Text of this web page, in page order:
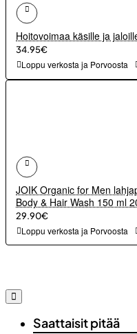
Hoitovoimaa käsille ja
34.95€
Loppu verkosta ja Porvoosta
JOIK Organic for Men
Body & Hair Wash 150 ml
29.90€
Loppu verkosta ja Porvoosta
Saattaisit pitää